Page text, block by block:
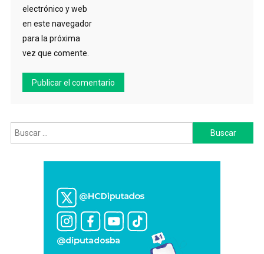
electrónico y web
en este navegador
para la próxima
vez que comente.
Buscar: